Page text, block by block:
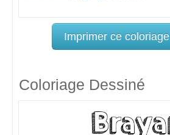
Imprimer ce coloriage
Coloriage Dessiné